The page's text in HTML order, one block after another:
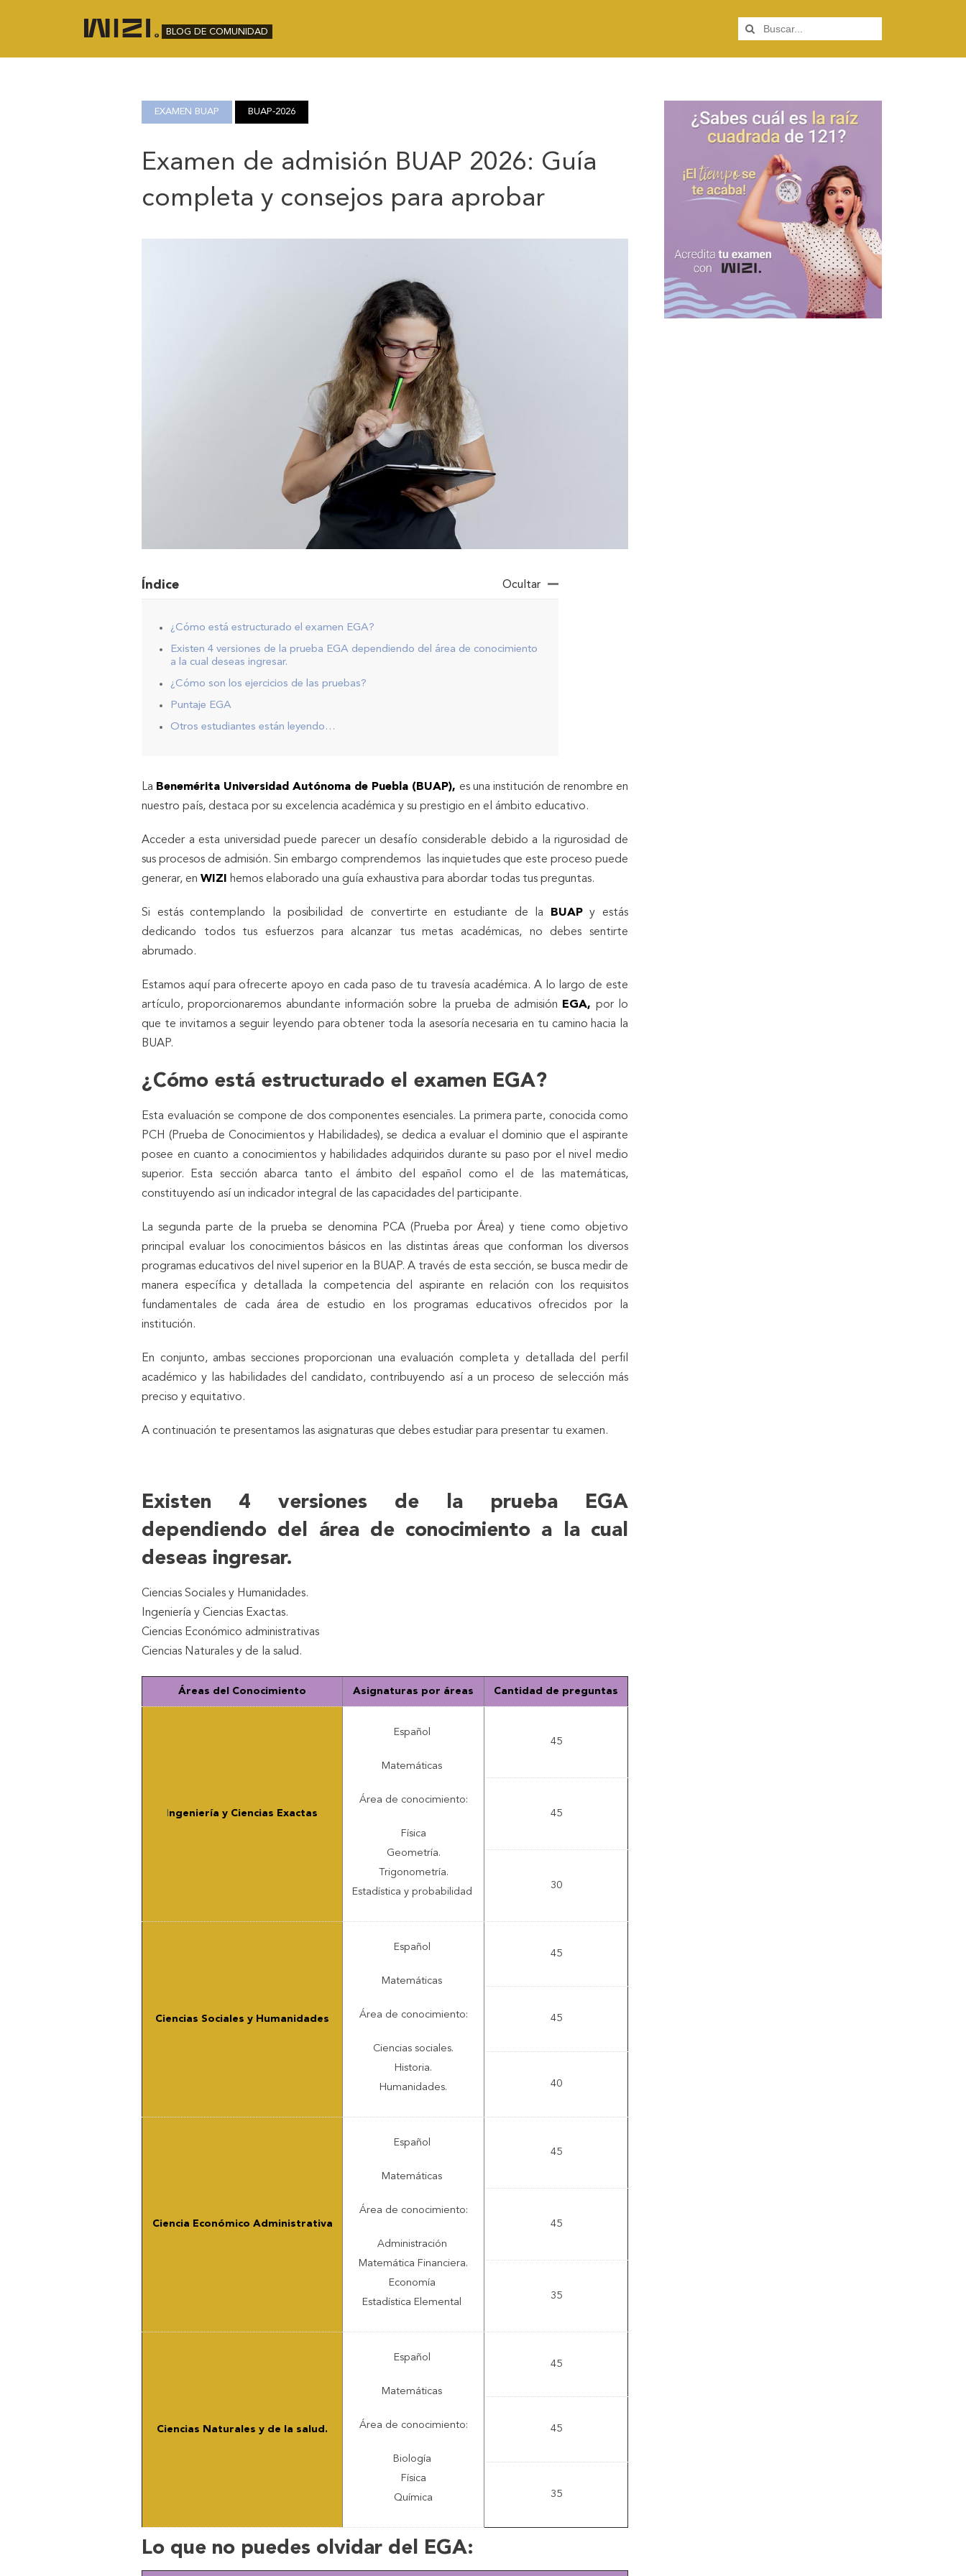
BLOG DE COMUNIDAD
EXAMEN BUAP BUAP-2026
Examen de admisión BUAP 2026: Guía
completa y consejos para aprobar
Índice Ocultar
¿Cómo está estructurado el examen EGA?
Existen 4 versiones de la prueba EGA dependiendo del área de conocimiento
a la cual deseas ingresar.
¿Cómo son los ejercicios de las pruebas?
Puntaje EGA
Otros estudiantes están leyendo…
La Benemérita Universidad Autónoma de Puebla (BUAP), es una institución de renombre en
nuestro país, destaca por su excelencia académica y su prestigio en el ámbito educativo.
Acceder a esta universidad puede parecer un desafío considerable debido a la rigurosidad de
sus procesos de admisión. Sin embargo comprendemos las inquietudes que este proceso puede
generar, en WIZI hemos elaborado una guía exhaustiva para abordar todas tus preguntas.
Si estás contemplando la posibilidad de convertirte en estudiante de la BUAPy estás
dedicando todos tus esfuerzos para alcanzar tus metas académicas, no debes sentirte
abrumado.
Estamos aquí para ofrecerte apoyo en cada paso de tu travesía académica. A lo largo de este
artículo, proporcionaremos abundante información sobre la prueba de admisión
EGA, por lo
que te invitamos a seguir leyendo para obtener toda la asesoría necesaria en tu camino hacia la
BUAP.
¿Cómo está estructurado el examen EGA?
Esta evaluación se compone de dos componentes esenciales. La primera parte, conocida como
PCH (Prueba de Conocimientos y Habilidades), se dedica a evaluar el dominio que el aspirante
posee en cuanto a conocimientos y habilidades adquiridos durante su paso por el nivel medio
superior. Esta sección abarca tanto el ámbito del español como el de las matemáticas,
constituyendo así un indicador integral de las capacidades del participante.
La segunda parte de la prueba se denomina PCA (Prueba por Área) y tiene como objetivo
principal evaluar los conocimientos básicos en las distintas áreas que conforman los diversos
programas educativos del nivel superior en la BUAP. A través de esta sección, se busca medir de
manera específica y detallada la competencia del aspirante en relación con los requisitos
fundamentales de cada área de estudio en los programas educativos ofrecidos por la
institución.
En conjunto, ambas secciones proporcionan una evaluación completa y detallada del perfil
académico y las habilidades del candidato, contribuyendo así a un proceso de selección más
preciso y equitativo.
A continuación te presentamos las asignaturas que debes estudiar para presentar tu examen.
Existen 4 versiones de la prueba EGA
dependiendo del área de conocimiento a la cual
deseas ingresar.
Ciencias Sociales y Humanidades.
Ingeniería y Ciencias Exactas.
Ciencias Económico administrativas
Ciencias Naturales y de la salud.
Áreas del Conocimiento Asignaturas por áreas Cantidad de preguntas
ngeniería y Ciencias Exactas
Español
Matemáticas
Área de conocimiento:
Física
Geometría.
Trigonometría.
Estadística y probabilidad
45
45
30
Ciencias Sociales y Humanidades
Español
Matemáticas
Área de conocimiento:
Ciencias sociales.
Historia.
Humanidades.
45
45
40
Ciencia Económico Administrativa
Español
Matemáticas
Área de conocimiento:
Administración
Matemática Financiera.
Economía
Estadística Elemental
45
45
35
Ciencias Naturales y de la salud.
Español
Matemáticas
Área de conocimiento:
Biología
Física
Química
45
45
35
Lo que no puedes olvidar del EGA: